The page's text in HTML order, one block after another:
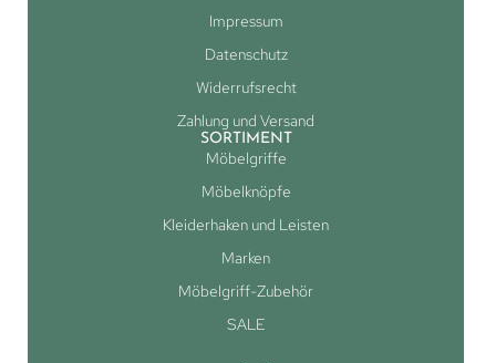
Impressum
Datenschutz
Widerrufsrecht
Zahlung und Versand
SORTIMENT
Möbelgriffe
Möbelknöpfe
Kleiderhaken und Leisten
Marken
Möbelgriff-Zubehör
SALE